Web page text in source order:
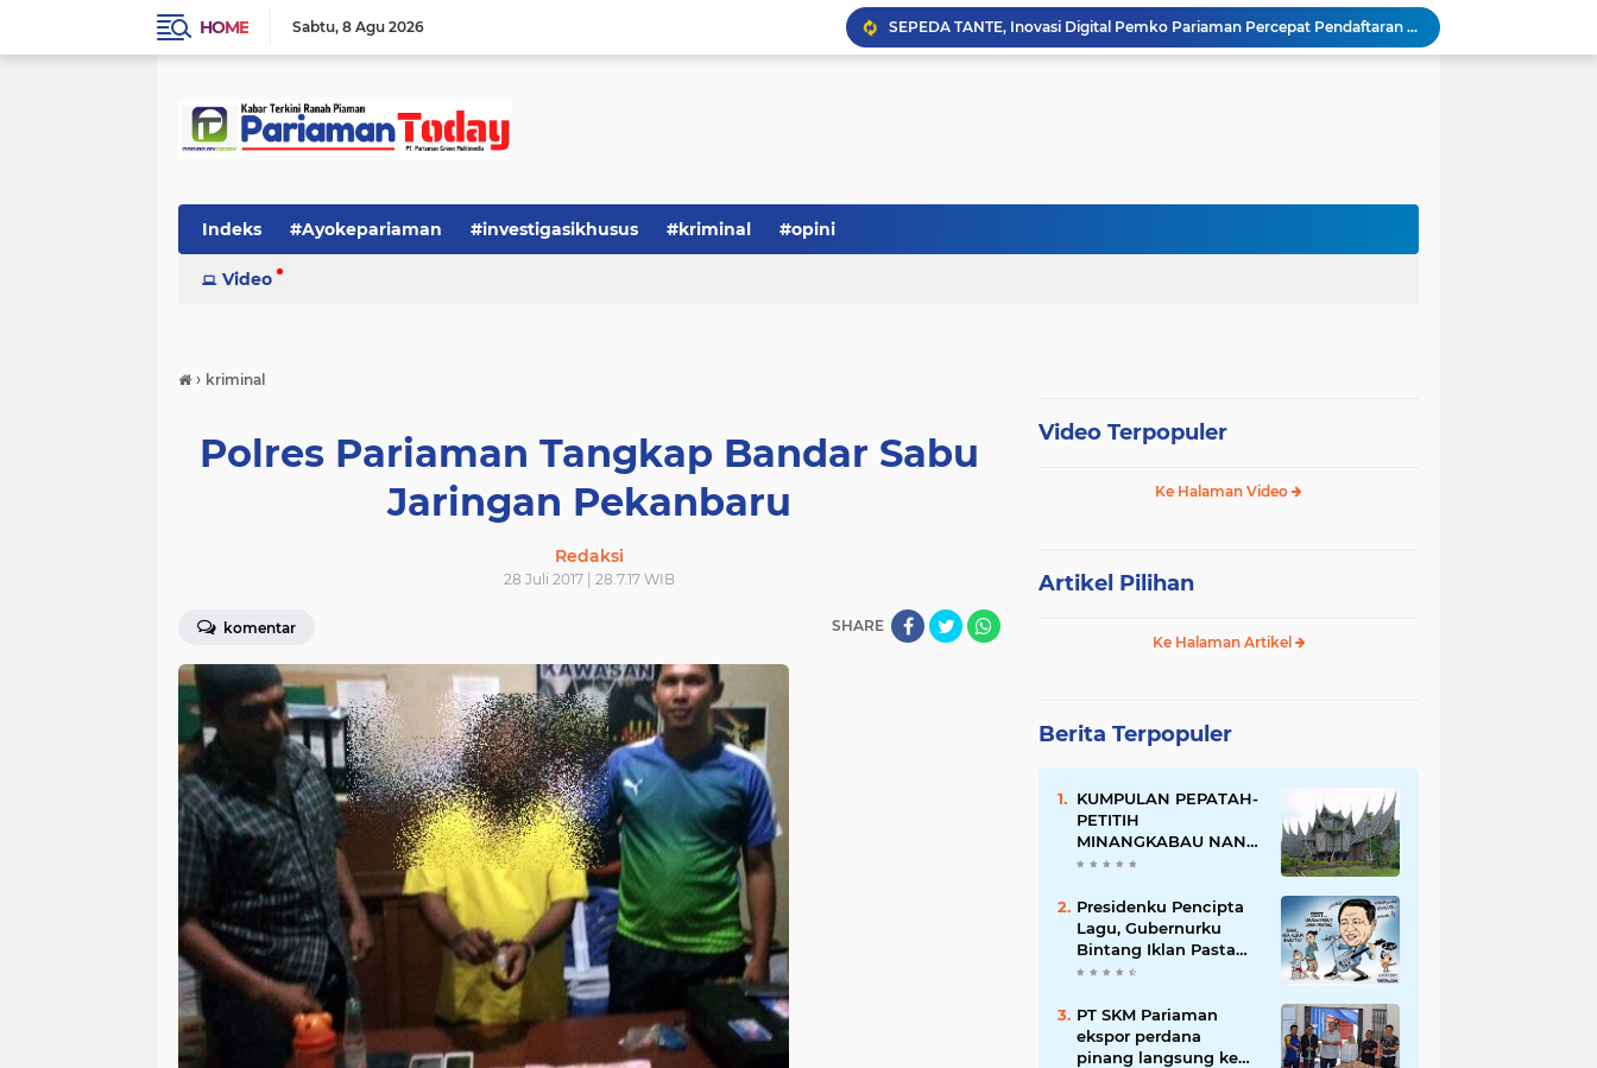
HOME Sabtu 8 Agu 2026
SEPEDA TANTE, Inovasi Digital Pemko Pariaman Percepat Pendaftaran Tanda Tangan Elektronik
Tingkatkan Mutu Pelayanan, Pemko Pariaman Gandeng RSUP Dr. M. Djamil Padang
Pemkot Pariaman Mulai Pusdiklat Paskibraka 2026, Wali Kota Tekankan Pentingnya Disiplin
Indeks #Ayokepariaman #investigasikhusus #kriminal #opini
Video
› kriminal
Polres Pariaman Tangkap Bandar Sabu
Jaringan Pekanbaru
Redaksi
28 Juli 2017 | 28.7.17 WIB
komentar SHARE
Video Terpopuler
Ke Halaman Video
Artikel Pilihan
Ke Halaman Artikel
Berita Terpopuler
KUMPULAN PEPATAH-
PETITIH
MINANGKABAU NAN
ELOK
Presidenku Pencipta
Lagu, Gubernurku
Bintang Iklan Pasta
Gigi
PT SKM Pariaman
ekspor perdana
pinang langsung ke